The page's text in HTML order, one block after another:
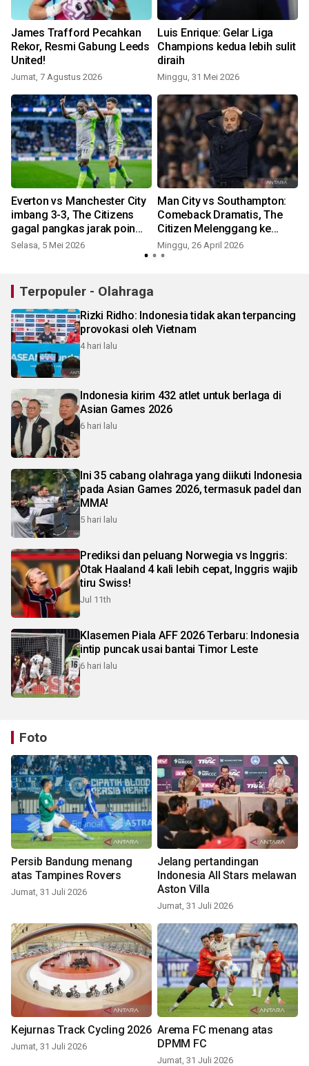
James Trafford Pecahkan
Rekor, Resmi Gabung Leeds
United!
Jumat, 7 Agustus 2026
Luis Enrique: Gelar Liga
Champions kedua lebih sulit
diraih
Minggu, 31 Mei 2026
Everton vs Manchester City
imbang 3-3, The Citizens
gagal pangkas jarak poin
dengan Arsenal
Selasa, 5 Mei 2026
Man City vs Southampton:
Comeback Dramatis, The
Citizen Melenggang ke
Final!
Minggu, 26 April 2026
Terpopuler - Olahraga
Rizki Ridho: Indonesia tidak akan terpancing
provokasi oleh Vietnam
4 hari lalu
Indonesia kirim 432 atlet untuk berlaga di
Asian Games 2026
6 hari lalu
Ini 35 cabang olahraga yang diikuti Indonesia
pada Asian Games 2026, termasuk padel dan
MMA!
5 hari lalu
Prediksi dan peluang Norwegia vs Inggris:
Otak Haaland 4 kali lebih cepat, Inggris wajib
tiru Swiss!
Jul 11th
Klasemen Piala AFF 2026 Terbaru: Indonesia
intip puncak usai bantai Timor Leste
6 hari lalu
Foto
Persib Bandung menang
atas Tampines Rovers
Jumat, 31 Juli 2026
Jelang pertandingan
Indonesia All Stars melawan
Aston Villa
Jumat, 31 Juli 2026
Kejurnas Track Cycling 2026
Jumat, 31 Juli 2026
Arema FC menang atas
DPMM FC
Jumat, 31 Juli 2026